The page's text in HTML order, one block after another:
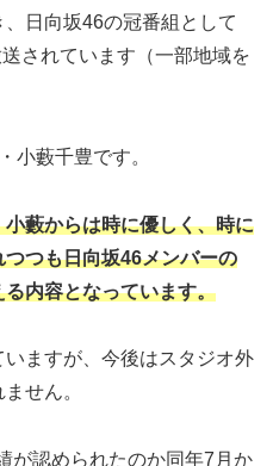
日向坂46の冠番組として
されています（一部地域を
小藪千豊です。
藪からは時に優しく、時に
つも日向坂46メンバーの
内容となっています。
ますが、今後はスタジオ外
せん。
が認められたのか同年7月か